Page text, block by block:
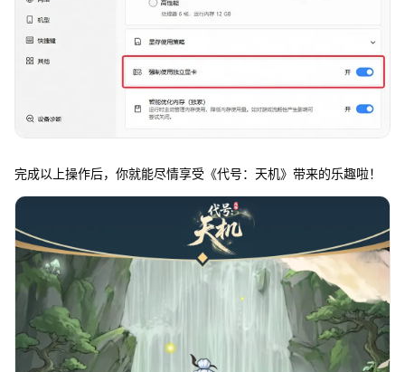
完成以上操作后，你就能尽情享受《代号：天机》带来的乐趣啦！